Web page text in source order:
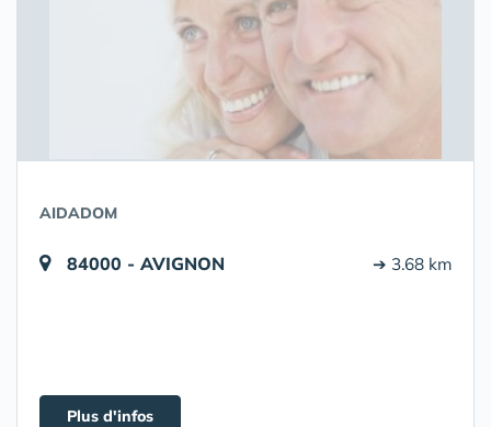
AIDADOM
84000 - AVIGNON ➔ 3.68 km
Plus d'infos